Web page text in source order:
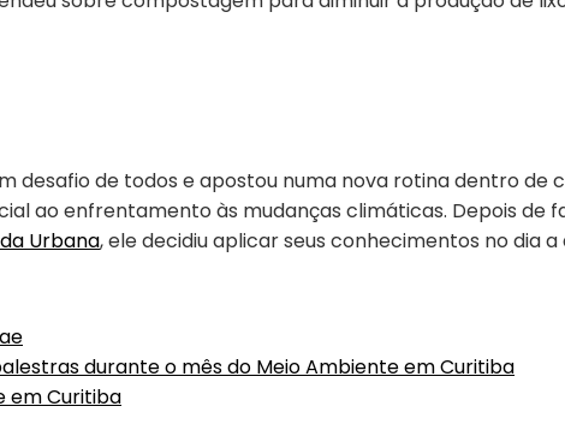
desafio de todos e apostou numa nova rotina dentro de
ao enfrentamento às mudanças climáticas. Depois de
Urbana, ele decidiu aplicar seus conhecimentos no dia
durante o mês do Meio Ambiente em Curitiba
em Curitiba